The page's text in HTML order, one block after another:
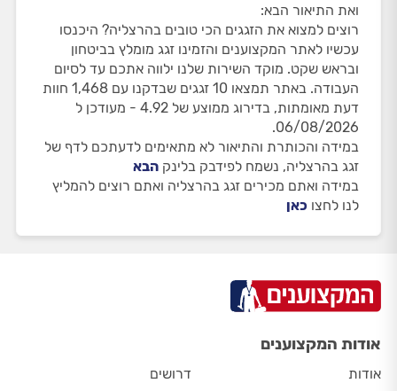
ואת התיאור הבא:
רוצים למצוא את הזגגים הכי טובים בהרצליה? היכנסו
עכשיו לאתר המקצוענים והזמינו זגג מומלץ בביטחון
ובראש שקט. מוקד השירות שלנו ילווה אתכם עד לסיום
העבודה. באתר תמצאו 10 זגגים שבדקנו עם 1,468 חוות
דעת מאומתות, בדירוג ממוצע של 4.92 - מעודכן ל
06/08/2026.
במידה והכותרת והתיאור לא מתאימים לדעתכם לדף של
זגג בהרצליה, נשמח לפידבק בלינק הבא
במידה ואתם מכירים זגג בהרצליה ואתם רוצים להמליץ
לנו לחצו כאן
אודות המקצוענים
אודות
דרושים